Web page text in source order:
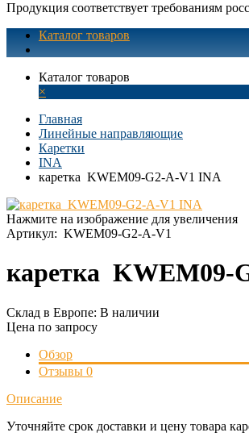
Продукция соответствует требованиям
Каталог товаров
Каталог товаров
×
Главная
Линейные направляющие
Каретки
INA
каретка KWEM09-G2-A-V1 INA
Нажмите на изображение для увеличения
Артикул: KWEM09-G2-A-V1
каретка KWEM09-
Склад в Европе: В наличии
Цена по запросу
Обзор
Отзывы 0
Описание
Уточняйте срок доставки и цену товара